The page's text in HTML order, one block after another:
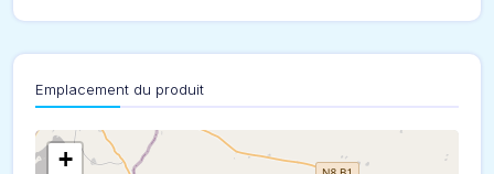
Emplacement du produit
+